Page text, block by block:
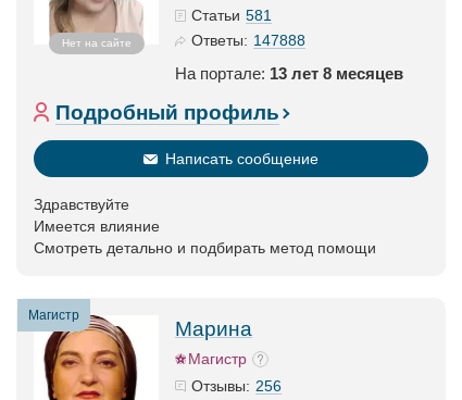
Нет на сайте
Статьи 581
Ответы: 147888
На портале: 13 лет 8 месяцев
Подробный профиль
Написать сообщение
Здравствуйте
Имеется влияние
Смотреть детально и подбирать метод помощи
Магистр
Марина
Магистр
Отзывы: 256